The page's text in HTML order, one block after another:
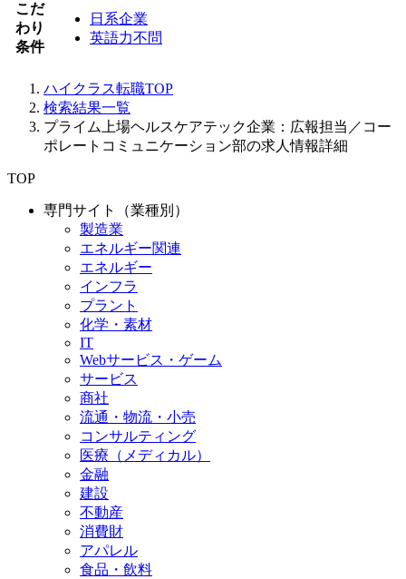
こだ
わり
条件
日系企業
英語力不問
ハイクラス転職TOP
検索結果一覧
プライム上場ヘルスケアテック企業：広報担当／コー
ポレートコミュニケーション部の求人情報詳細
TOP
専門サイト（業種別）
製造業
エネルギー関連
エネルギー
インフラ
プラント
化学・素材
IT
Webサービス・ゲーム
サービス
商社
流通・物流・小売
コンサルティング
医療（メディカル）
金融
建設
不動産
消費財
アパレル
食品・飲料